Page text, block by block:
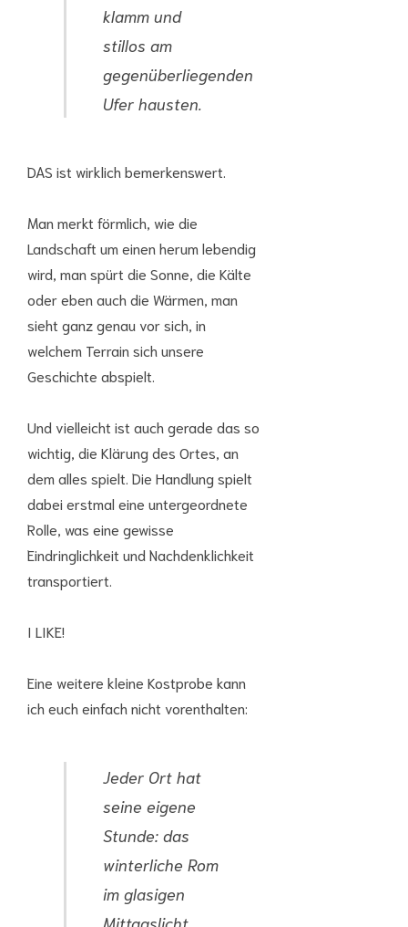
klamm und
stillos am
gegenüberliegenden
Ufer hausten.
DAS ist wirklich bemerkenswert.
Man merkt förmlich, wie die
Landschaft um einen herum lebendig
wird, man spürt die Sonne, die Kälte
oder eben auch die Wärmen, man
sieht ganz genau vor sich, in
welchem Terrain sich unsere
Geschichte abspielt.
Und vielleicht ist auch gerade das so
wichtig, die Klärung des Ortes, an
dem alles spielt. Die Handlung spielt
dabei erstmal eine untergeordnete
Rolle, was eine gewisse
Eindringlichkeit und Nachdenklichkeit
transportiert.
I LIKE!
Eine weitere kleine Kostprobe kann
ich euch einfach nicht vorenthalten:
Jeder Ort hat
seine eigene
Stunde: das
winterliche Rom
im glasigen
Mittagslicht,